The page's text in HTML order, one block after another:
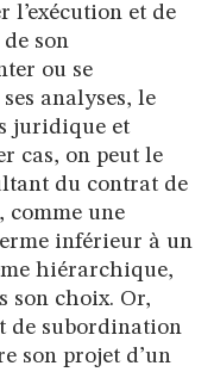
l’exécution et de
son
ou se
analyses, le
juridique et
cas, on peut le
du contrat de
comme une
inférieur à un
hiérarchique,
son choix. Or,
de subordination
son projet d’un